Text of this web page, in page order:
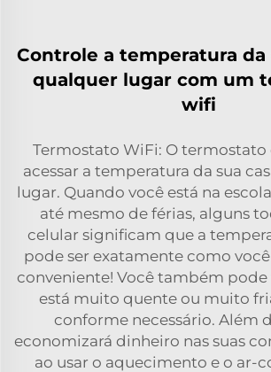
Controle a temperatura da
qualquer lugar com um
wifi
Termostato WiFi: O
acessar a temperatura da sua
lugar. Quando você está na
até mesmo de férias, alguns
celular significam que a
pode ser exatamente como
conveniente! Você também pode
está muito quente ou muito
conforme necessário. Além
economizará dinheiro nas suas
ao usar o aquecimento e o ar-